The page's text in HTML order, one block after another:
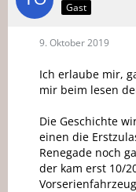
Gast
9. Oktober 2019
Ich erlaube mir,
mir beim lesen
Die Geschichte
einen die
Renegade noch
der kam erst 10/